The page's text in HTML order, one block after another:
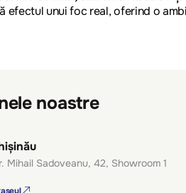
efectul unui foc real, oferind o
noastre
Mihail Sadoveanu, 42, Showroom 1